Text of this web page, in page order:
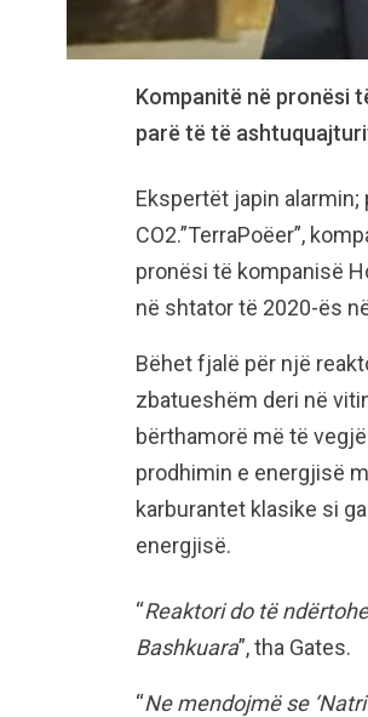
Kompanitë në pronësi
parë të të
Ekspertët japin
CO2.”TerraPoëer”,
pronësi të kompanisë
në shtator të 2020-ës
Bëhet fjalë për një
zbatueshëm deri në
bërthamorë më të
prodhimin e energjisë
karburantet klasike si
energjisë.
“Reaktori do të
Bashkuara”, tha Gates.
“Ne mendojmë se